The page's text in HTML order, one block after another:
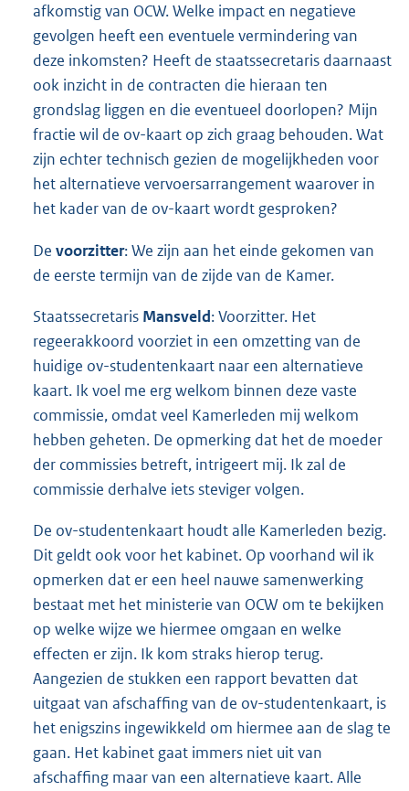
afkomstig van OCW. Welke impact en negatieve
gevolgen heeft een eventuele vermindering van
deze inkomsten? Heeft de staatssecretaris daarnaast
ook inzicht in de contracten die hieraan ten
grondslag liggen en die eventueel doorlopen? Mijn
fractie wil de ov-kaart op zich graag behouden. Wat
zijn echter technisch gezien de mogelijkheden voor
het alternatieve vervoersarrangement waarover in
het kader van de ov-kaart wordt gesproken?
De voorzitter: We zijn aan het einde gekomen van
de eerste termijn van de zijde van de Kamer.
Staatssecretaris Mansveld: Voorzitter. Het
regeerakkoord voorziet in een omzetting van de
huidige ov-studentenkaart naar een alternatieve
kaart. Ik voel me erg welkom binnen deze vaste
commissie, omdat veel Kamerleden mij welkom
hebben geheten. De opmerking dat het de moeder
der commissies betreft, intrigeert mij. Ik zal de
commissie derhalve iets steviger volgen.
De ov-studentenkaart houdt alle Kamerleden bezig.
Dit geldt ook voor het kabinet. Op voorhand wil ik
opmerken dat er een heel nauwe samenwerking
bestaat met het ministerie van OCW om te bekijken
op welke wijze we hiermee omgaan en welke
effecten er zijn. Ik kom straks hierop terug.
Aangezien de stukken een rapport bevatten dat
uitgaat van afschaffing van de ov-studentenkaart, is
het enigszins ingewikkeld om hiermee aan de slag te
gaan. Het kabinet gaat immers niet uit van
afschaffing maar van een alternatieve kaart. Alle